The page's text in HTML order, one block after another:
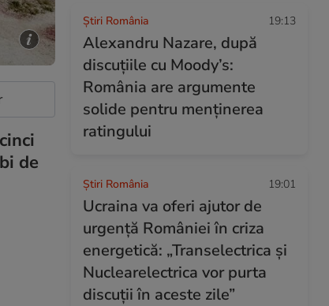
de
Știri România 19:13
Alexandru Nazare, după
discuțiile cu Moody’s:
România are argumente
solide pentru menținerea
ratingului
Știri România 19:01
Ucraina va oferi ajutor de
urgență României în criza
energetică: „Transelectrica şi
Nuclearelectrica vor purta
discuţii în aceste zile”